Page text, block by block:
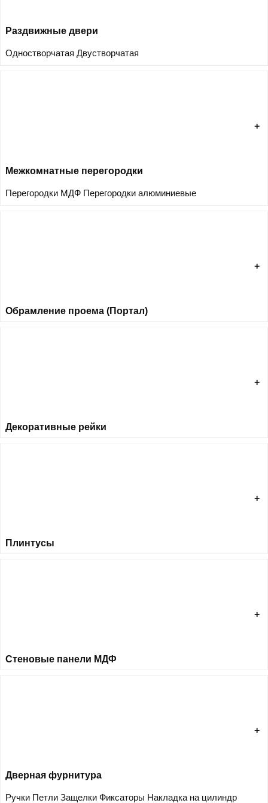
Раздвижные двери
Одностворчатая Двустворчатая
Межкомнатные перегородки
Перегородки МДФ Перегородки алюминиевые
Обрамление проема (Портал)
Декоративные рейки
Плинтусы
Стеновые панели МДФ
Дверная фурнитура
Ручки Петли Защелки Фиксаторы Накладка на цилиндр